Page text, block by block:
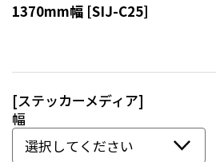
1370mm幅 [SIJ-C25]
[ステッカーメディア]
幅